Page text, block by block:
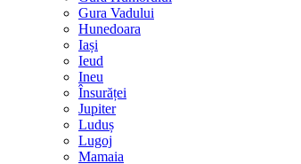
Gura Vadului
Hunedoara
Iași
Ieud
Ineu
Însurăței
Jupiter
Luduș
Lugoj
Mamaia